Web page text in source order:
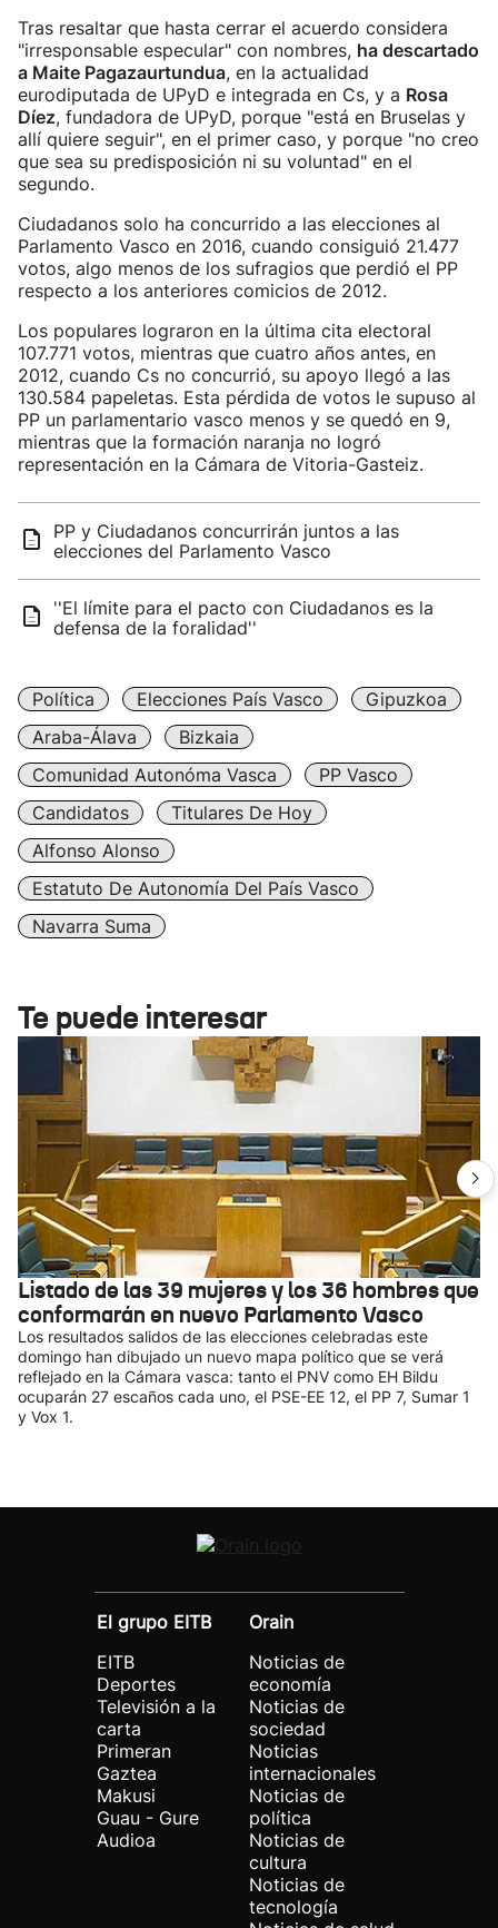
Tras resaltar que hasta cerrar el acuerdo considera
"irresponsable especular" con nombres, ha descartado
a Maite Pagazaurtundua, en la actualidad
eurodiputada de UPyD e integrada en Cs, y a Rosa
Díez, fundadora de UPyD, porque "está en Bruselas y
allí quiere seguir", en el primer caso, y porque "no creo
que sea su predisposición ni su voluntad" en el
segundo.
Ciudadanos solo ha concurrido a las elecciones al
Parlamento Vasco en 2016, cuando consiguió 21.477
votos, algo menos de los sufragios que perdió el PP
respecto a los anteriores comicios de 2012.
Los populares lograron en la última cita electoral
107.771 votos, mientras que cuatro años antes, en
2012, cuando Cs no concurrió, su apoyo llegó a las
130.584 papeletas. Esta pérdida de votos le supuso al
PP un parlamentario vasco menos y se quedó en 9,
mientras que la formación naranja no logró
representación en la Cámara de Vitoria-Gasteiz.
PP y Ciudadanos concurrirán juntos a las
elecciones del Parlamento Vasco
''El límite para el pacto con Ciudadanos es la
defensa de la foralidad''
Política Elecciones País Vasco
Gipuzkoa
Araba-Álava
Bizkaia
Comunidad Autonóma Vasca
PP Vasco
Candidatos
Titulares De Hoy
Alfonso Alonso
Estatuto De Autonomía Del País Vasco
Navarra Suma
Te puede interesar
Listado de las 39 mujeres y los 36 hombres que
conformarán en nuevo Parlamento Vasco
Los resultados salidos de las elecciones celebradas este
domingo han dibujado un nuevo mapa político que se verá
reflejado en la Cámara vasca: tanto el PNV como EH Bildu
ocuparán 27 escaños cada uno, el PSE-EE 12, el PP 7, Sumar 1
y Vox 1.
El grupo EITB
EITB
Deportes
Televisión a la
carta
Primeran
Gaztea
Makusi
Guau - Gure
Audioa
Orain
Noticias de
economía
Noticias de
sociedad
Noticias
internacionales
Noticias de
política
Noticias de
cultura
Noticias de
tecnología